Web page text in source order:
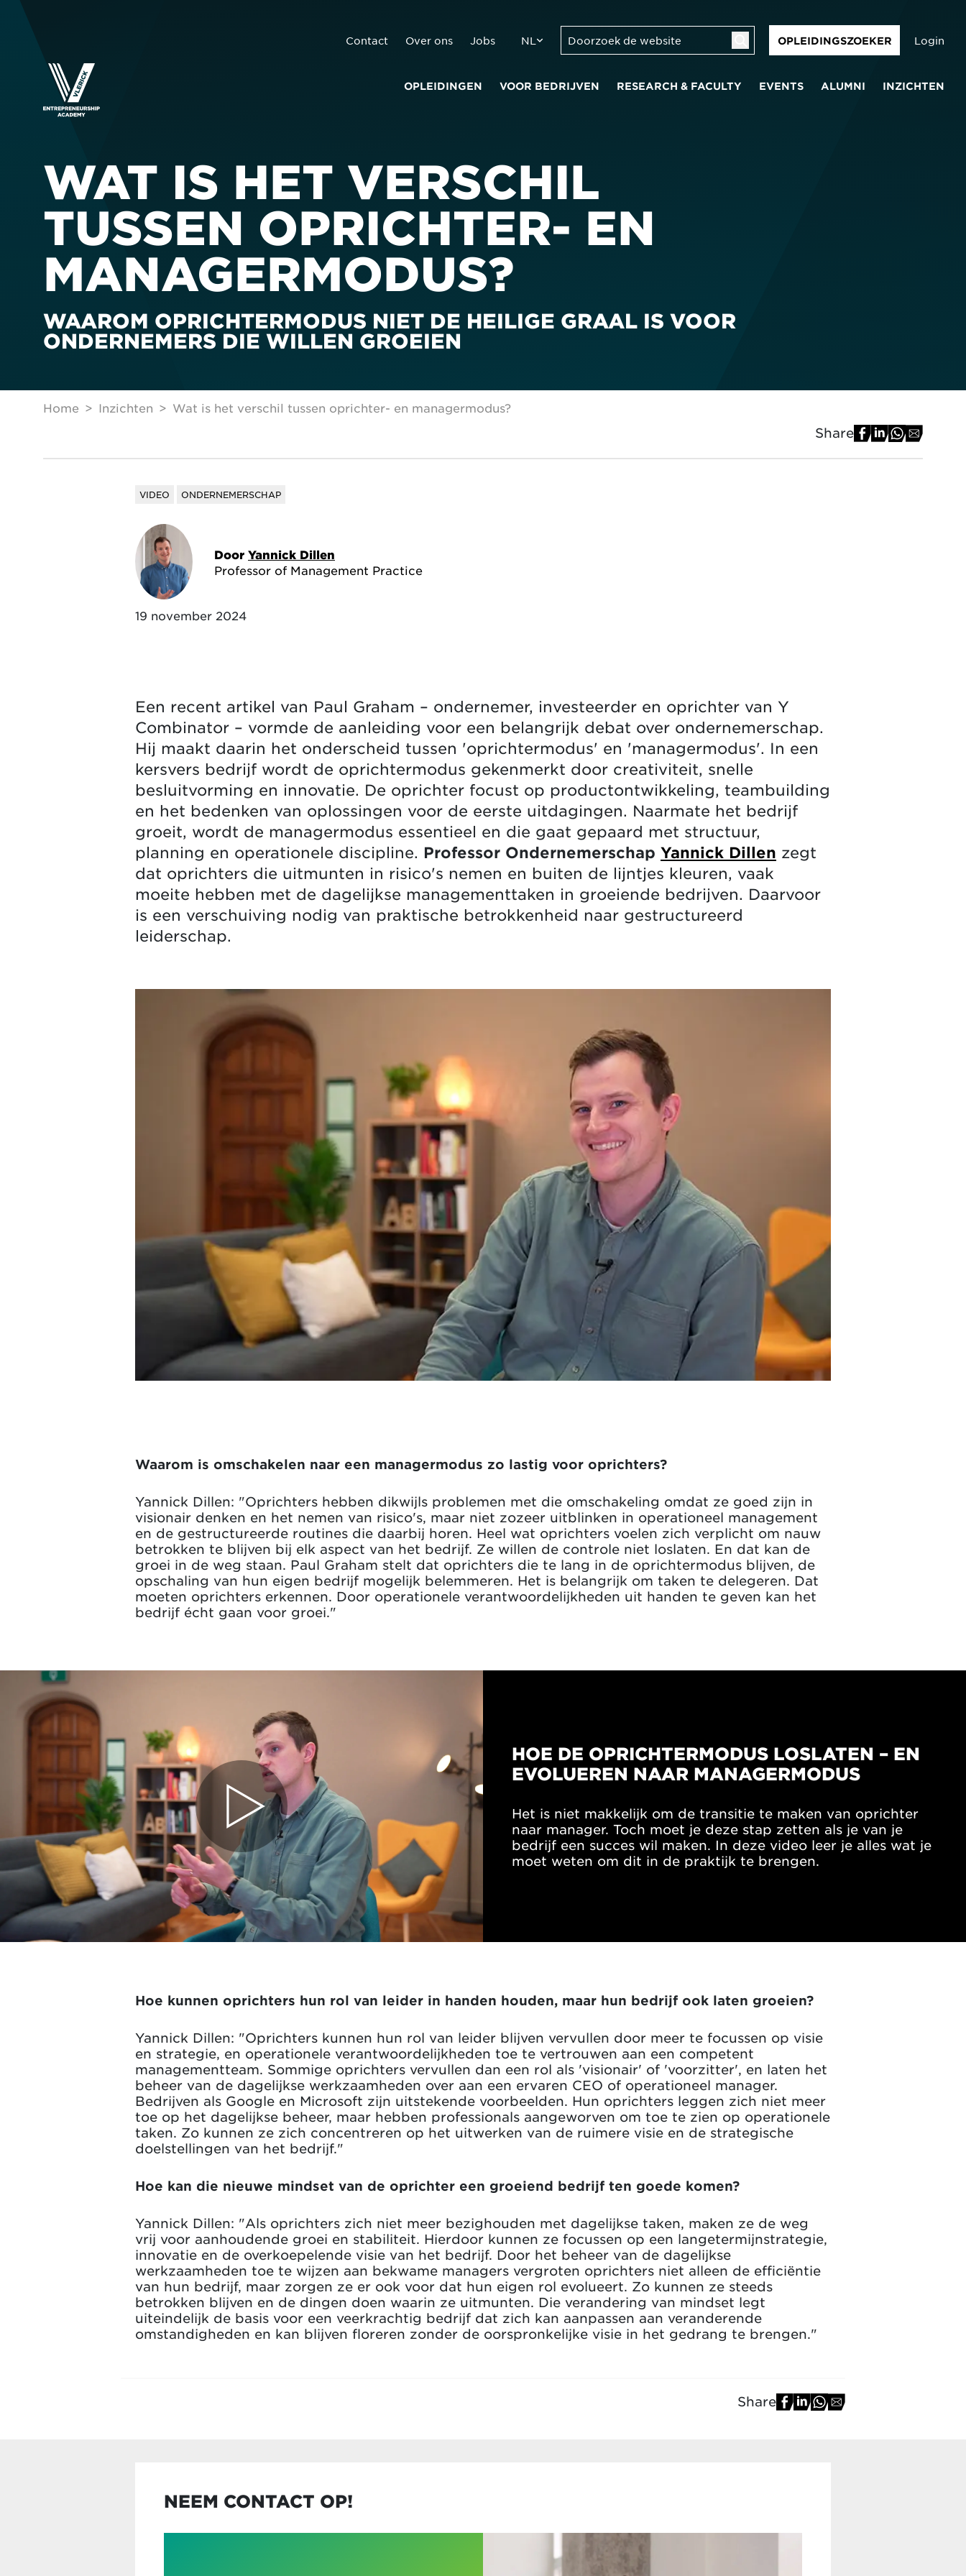
Contact Over ons Jobs NL OPLEIDINGSZOEKER Login
OPLEIDINGEN VOOR BEDRIJVEN RESEARCH & FACULTY EVENTS ALUMNI INZICHTEN
WAT IS HET VERSCHIL
TUSSEN OPRICHTER- EN
MANAGERMODUS?
WAAROM OPRICHTERMODUS NIET DE HEILIGE GRAAL IS VOOR
ONDERNEMERS DIE WILLEN GROEIEN
Home Inzichten Wat is het verschil tussen oprichter- en managermodus?
Share
VIDEO ONDERNEMERSCHAP
Door Yannick Dillen
Professor of Management Practice
19 november 2024
Een recent artikel van Paul Graham – ondernemer, investeerder en oprichter van Y
Combinator – vormde de aanleiding voor een belangrijk debat over ondernemerschap.
Hij maakt daarin het onderscheid tussen 'oprichtermodus' en 'managermodus'. In een
kersvers bedrijf wordt de oprichtermodus gekenmerkt door creativiteit, snelle
besluitvorming en innovatie. De oprichter focust op productontwikkeling, teambuilding
en het bedenken van oplossingen voor de eerste uitdagingen. Naarmate het bedrijf
groeit, wordt de managermodus essentieel en die gaat gepaard met structuur,
planning en operationele discipline. Professor Ondernemerschap Yannick Dillen zegt
dat oprichters die uitmunten in risico's nemen en buiten de lijntjes kleuren, vaak
moeite hebben met de dagelijkse managementtaken in groeiende bedrijven. Daarvoor
is een verschuiving nodig van praktische betrokkenheid naar gestructureerd
leiderschap.
Waarom is omschakelen naar een managermodus zo lastig voor oprichters?
Yannick Dillen: "Oprichters hebben dikwijls problemen met die omschakeling omdat ze goed zijn in
visionair denken en het nemen van risico's, maar niet zozeer uitblinken in operationeel management
en de gestructureerde routines die daarbij horen. Heel wat oprichters voelen zich verplicht om nauw
betrokken te blijven bij elk aspect van het bedrijf. Ze willen de controle niet loslaten. En dat kan de
groei in de weg staan. Paul Graham stelt dat oprichters die te lang in de oprichtermodus blijven, de
opschaling van hun eigen bedrijf mogelijk belemmeren. Het is belangrijk om taken te delegeren. Dat
moeten oprichters erkennen. Door operationele verantwoordelijkheden uit handen te geven kan het
bedrijf écht gaan voor groei."
HOE DE OPRICHTERMODUS LOSLATEN – EN
EVOLUEREN NAAR MANAGERMODUS
Het is niet makkelijk om de transitie te maken van oprichter
naar manager. Toch moet je deze stap zetten als je van je
bedrijf een succes wil maken. In deze video leer je alles wat je
moet weten om dit in de praktijk te brengen.
Hoe kunnen oprichters hun rol van leider in handen houden, maar hun bedrijf ook laten groeien?
Yannick Dillen: "Oprichters kunnen hun rol van leider blijven vervullen door meer te focussen op visie
en strategie, en operationele verantwoordelijkheden toe te vertrouwen aan een competent
managementteam. Sommige oprichters vervullen dan een rol als 'visionair' of 'voorzitter', en laten het
beheer van de dagelijkse werkzaamheden over aan een ervaren CEO of operationeel manager.
Bedrijven als Google en Microsoft zijn uitstekende voorbeelden. Hun oprichters leggen zich niet meer
toe op het dagelijkse beheer, maar hebben professionals aangeworven om toe te zien op operationele
taken. Zo kunnen ze zich concentreren op het uitwerken van de ruimere visie en de strategische
doelstellingen van het bedrijf."
Hoe kan die nieuwe mindset van de oprichter een groeiend bedrijf ten goede komen?
Yannick Dillen: "Als oprichters zich niet meer bezighouden met dagelijkse taken, maken ze de weg
vrij voor aanhoudende groei en stabiliteit. Hierdoor kunnen ze focussen op een langetermijnstrategie,
innovatie en de overkoepelende visie van het bedrijf. Door het beheer van de dagelijkse
werkzaamheden toe te wijzen aan bekwame managers vergroten oprichters niet alleen de efficiëntie
van hun bedrijf, maar zorgen ze er ook voor dat hun eigen rol evolueert. Zo kunnen ze steeds
betrokken blijven en de dingen doen waarin ze uitmunten. Die verandering van mindset legt
uiteindelijk de basis voor een veerkrachtig bedrijf dat zich kan aanpassen aan veranderende
omstandigheden en kan blijven floreren zonder de oorspronkelijke visie in het gedrang te brengen."
Share
NEEM CONTACT OP!